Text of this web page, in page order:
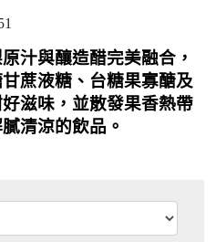
汁與釀造醋完美融合，
蔗液糖、台糖果寡醣及
滋味，並散發果香熱帶
清涼的飲品。